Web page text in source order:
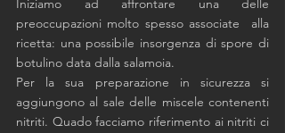
Iniziamo ad affrontare una delle
preoccupazioni molto spesso associate  alla
ricetta: una possibile insorgenza di spore di
botulino data dalla salamoia.
Per la sua preparazione in sicurezza si
aggiungono al sale delle miscele contenenti
nitriti. Quado facciamo riferimento ai nitriti ci